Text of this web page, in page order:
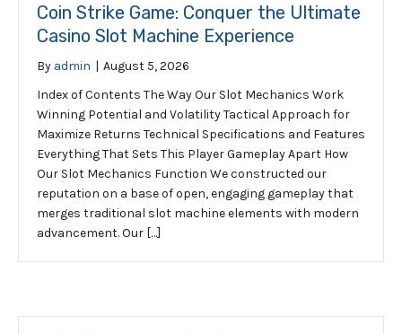
Coin Strike Game: Conquer the Ultimate
Casino Slot Machine Experience
By admin | August 5, 2026
Index of Contents The Way Our Slot Mechanics Work
Winning Potential and Volatility Tactical Approach for
Maximize Returns Technical Specifications and Features
Everything That Sets This Player Gameplay Apart How
Our Slot Mechanics Function We constructed our
reputation on a base of open, engaging gameplay that
merges traditional slot machine elements with modern
advancement. Our […]